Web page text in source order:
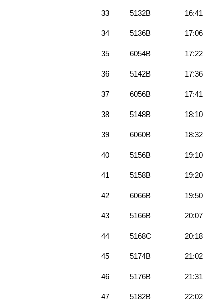
33 5132B 16:41
34 5136B 17:06
35 6054B 17:22
36 5142B 17:36
37 6056B 17:41
38 5148B 18:10
39 6060B 18:32
40 5156B 19:10
41 5158B 19:20
42 6066B 19:50
43 5166B 20:07
44 5168C 20:18
45 5174B 21:02
46 5176B 21:31
47 5182B 22:02